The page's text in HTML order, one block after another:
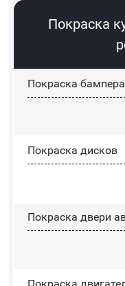
Покраска
Покраска бампера
Покраска дисков
Покраска двери